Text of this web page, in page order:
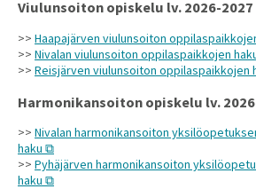
Viulunsoiton opiskelu lv. 2026-2027
>> Haapajärven viulunsoiton
>> Nivalan viulunsoiton oppilaspaikkojen
>> Reisjärven viulunsoiton oppilaspaikkojen
Harmonikansoiton opiskelu lv.
>> Nivalan harmonikansoiton
haku
>> Pyhäjärven harmonikansoiton
haku